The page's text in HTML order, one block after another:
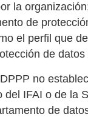
la
de
el perfil que
de
no
del IFAI o de la
de